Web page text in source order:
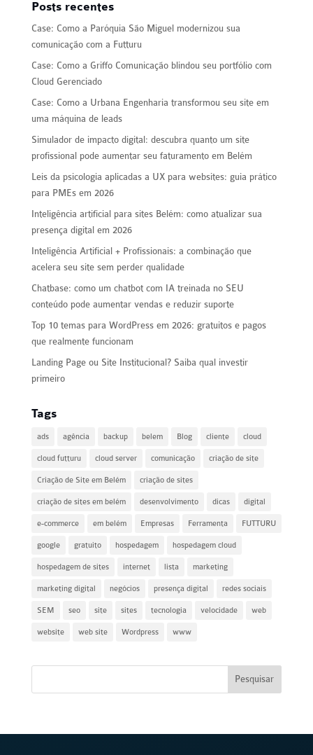
Posts recentes
Case: Como a Paróquia São Miguel modernizou sua
comunicação com a Futturu
Case: Como a Griffo Comunicação blindou seu portfólio com
Cloud Gerenciado
Case: Como a Urbana Engenharia transformou seu site em
uma máquina de leads
Simulador de impacto digital: descubra quanto um site
profissional pode aumentar seu faturamento em Belém
Leis da psicologia aplicadas a UX para websites: guia prático
para PMEs em 2026
Inteligência artificial para sites Belém: como atualizar sua
presença digital em 2026
Inteligência Artificial + Profissionais: a combinação que
acelera seu site sem perder qualidade
Chatbase: como um chatbot com IA treinada no SEU
conteúdo pode aumentar vendas e reduzir suporte
Top 10 temas para WordPress em 2026: gratuitos e pagos
que realmente funcionam
Landing Page ou Site Institucional? Saiba qual investir
primeiro
Tags
ads agência backup belem Blog cliente cloud
cloud futturu cloud server comunicação criação de site
Criação de Site em Belém criação de sites
criação de sites em belém desenvolvimento dicas digital
e-commerce em belém Empresas Ferramenta FUTTURU
google gratuito hospedagem hospedagem cloud
hospedagem de sites internet lista marketing
marketing digital negócios presença digital redes sociais
SEM seo site sites tecnologia velocidade web
website web site Wordpress www